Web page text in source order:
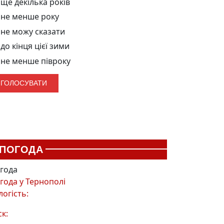
не менше року
не можу сказати
до кінця цієї зими
не менше півроку
ПОГОДА
уТернополі